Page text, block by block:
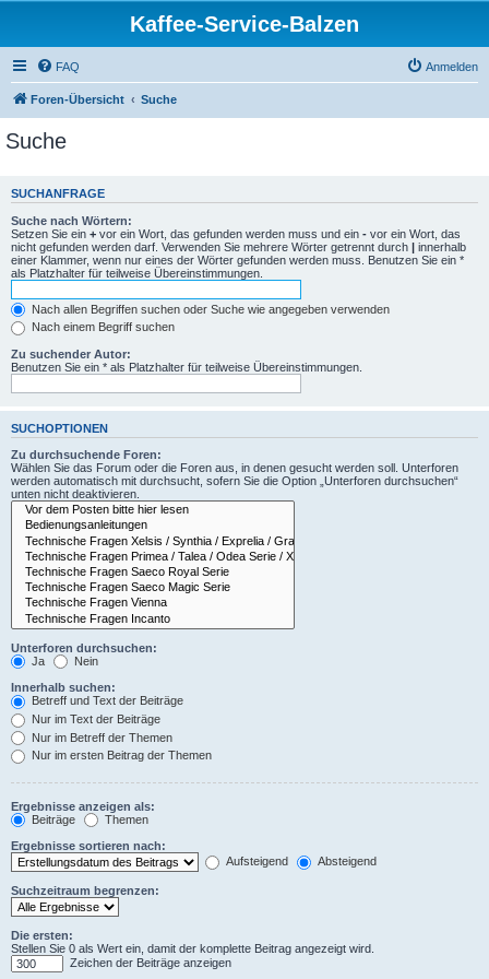
Kaffee-Service-Balzen
FAQ Anmelden
Foren-Übersicht Suche
Suche
SUCHANFRAGE
Suche nach Wörtern:
Setzen Sie ein + vor ein Wort, das gefunden werden muss und ein - vor ein Wort, das
nicht gefunden werden darf. Verwenden Sie mehrere Wörter getrennt durch | innerhalb
einer Klammer, wenn nur eines der Wörter gefunden werden muss. Benutzen Sie ein *
als Platzhalter für teilweise Übereinstimmungen.
Nach allen Begriffen suchen oder Suche wie angegeben verwenden
Nach einem Begriff suchen
Zu suchender Autor:
Benutzen Sie ein * als Platzhalter für teilweise Übereinstimmungen.
SUCHOPTIONEN
Zu durchsuchende Foren:
Wählen Sie das Forum oder die Foren aus, in denen gesucht werden soll. Unterforen
werden automatisch mit durchsucht, sofern Sie die Option „Unterforen durchsuchen“
unten nicht deaktivieren.
Unterforen durchsuchen:
Ja
Nein
Innerhalb suchen:
Betreff und Text der Beiträge
Nur im Text der Beiträge
Nur im Betreff der Themen
Nur im ersten Beitrag der Themen
Ergebnisse anzeigen als:
Beiträge
Themen
Ergebnisse sortieren nach:
Aufsteigend
Absteigend
Suchzeitraum begrenzen:
Die ersten:
Stellen Sie 0 als Wert ein, damit der komplette Beitrag angezeigt wird.
Zeichen der Beiträge anzeigen